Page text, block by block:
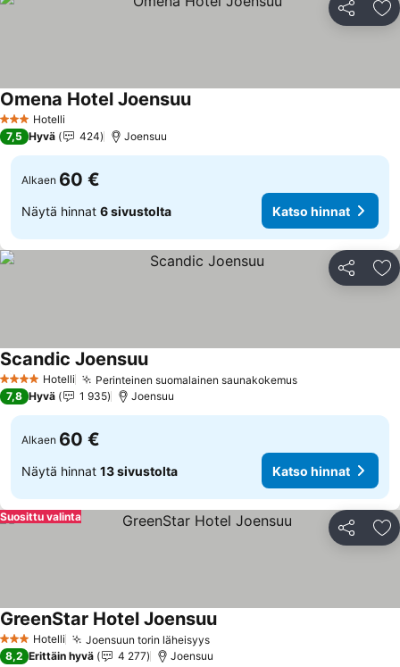
Jaa
3 Tähtiluokitus
Hotelli
Omena Hotel Joensuu
7,5 Hyvä 424 Joensuu
Alkaen 60 €
Näytä hinnat 6 sivustolta Katso hinnat
Jaa
4 Tähtiluokitus
Hotelli Perinteinen suomalainen saunakokemus
Scandic Joensuu
7,8 Hyvä 1 935 Joensuu
Alkaen 60 €
Näytä hinnat 13 sivustolta Katso hinnat
Jaa
Suosittu valinta
3 Tähtiluokitus
Hotelli Joensuun torin läheisyys
GreenStar Hotel Joensuu
8,2 Erittäin hyvä 4 277 Joensuu